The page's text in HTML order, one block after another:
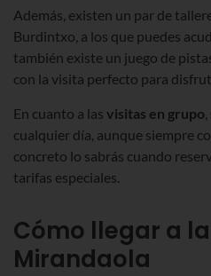
Además, existen un par de
Burdintxo, a los que puedes
también existe un juego de
con la visita perfecto para
En cuanto a las visitas en grupo
cualquier día, aunque siempre
concreto lo sabrás cuando
tarifas especiales.
Cómo llegar a
Mirandaola